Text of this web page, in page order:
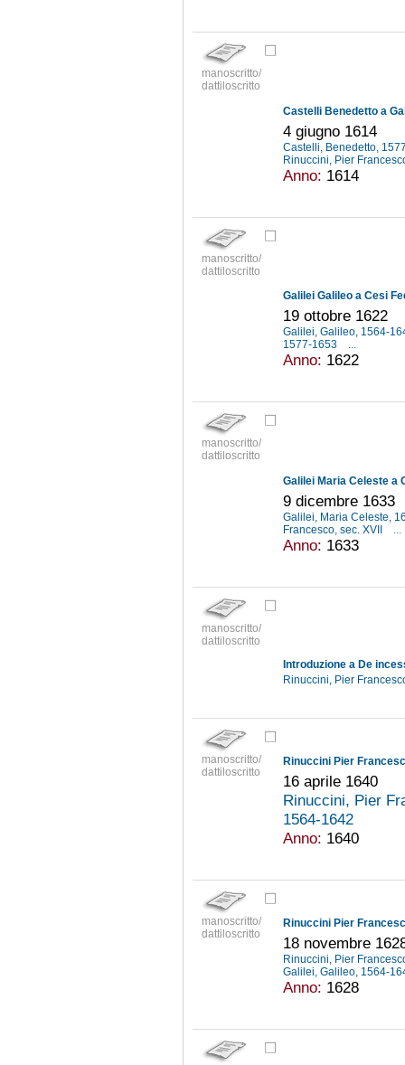
manoscritto/
dattiloscritto
Castelli Benedetto a
4 giugno 1614
Castelli, Benedetto,
Rinuccini, Pier
Anno: 1614
manoscritto/
dattiloscritto
Galilei Galileo a Cesi
19 ottobre 1622
Galilei, Galileo, 1564-
1577-1653
...
Anno: 1622
manoscritto/
dattiloscritto
Galilei Maria Celeste a
9 dicembre 1633
Galilei, Maria Celeste,
Francesco, sec. XVII
...
Anno: 1633
manoscritto/
dattiloscritto
Introduzione a De
Rinuccini, Pier
manoscritto/
dattiloscritto
Rinuccini Pier
16 aprile 1640
Rinuccini, Pier
1564-1642
Anno: 1640
manoscritto/
dattiloscritto
Rinuccini Pier
18 novembre
Rinuccini, Pier
Galilei, Galileo, 1564-
Anno: 1628